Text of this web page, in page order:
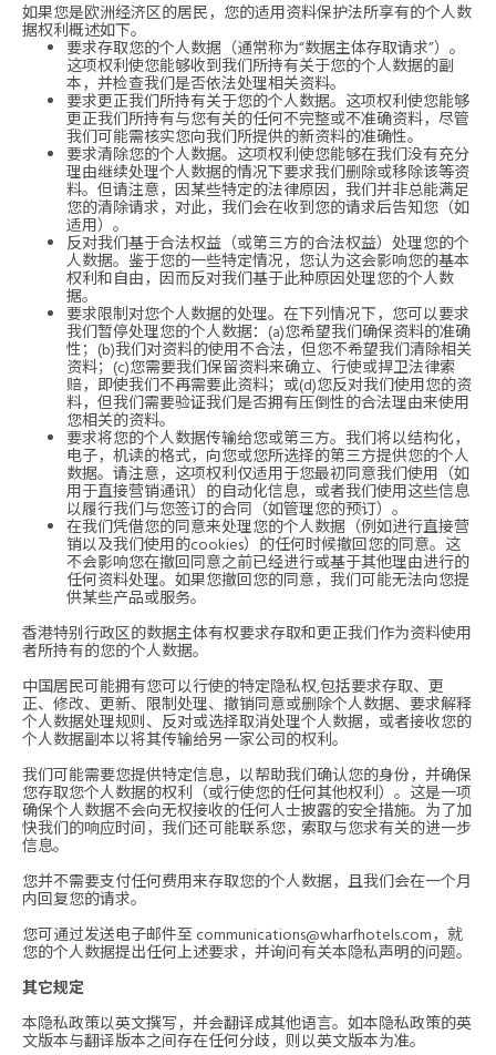
如果您是欧洲经济区的居民，您的适用资料保护法所享有的个人数
据权利概述如下。
要求存取您的个人数据（通常称为“数据主体存取请求”）。
这项权利使您能够收到我们所持有关于您的个人数据的副
本，并检查我们是否依法处理相关资料。
要求更正我们所持有关于您的个人数据。这项权利使您能够
更正我们所持有与您有关的任何不完整或不准确资料，尽管
我们可能需核实您向我们所提供的新资料的准确性。
要求清除您的个人数据。这项权利使您能够在我们没有充分
理由继续处理个人数据的情况下要求我们删除或移除该等资
料。但请注意，因某些特定的法律原因，我们并非总能满足
您的清除请求，对此，我们会在收到您的请求后告知您（如
适用）。
反对我们基于合法权益（或第三方的合法权益）处理您的个
人数据。鉴于您的一些特定情况，您认为这会影响您的基本
权利和自由，因而反对我们基于此种原因处理您的个人数
据。
要求限制对您个人数据的处理。在下列情况下，您可以要求
我们暂停处理您的个人数据：(a)您希望我们确保资料的准确
性；(b)我们对资料的使用不合法，但您不希望我们清除相关
资料；(c)您需要我们保留资料来确立、行使或捍卫法律索
赔，即使我们不再需要此资料；或(d)您反对我们使用您的资
料，但我们需要验证我们是否拥有压倒性的合法理由来使用
您相关的资料。
要求将您的个人数据传输给您或第三方。我们将以结构化，
电子，机读的格式，向您或您所选择的第三方提供您的个人
数据。请注意，这项权利仅适用于您最初同意我们使用（如
用于直接营销通讯）的自动化信息，或者我们使用这些信息
以履行我们与您签订的合同（如管理您的预订）。
在我们凭借您的同意来处理您的个人数据（例如进行直接营
销以及我们使用的cookies）的任何时候撤回您的同意。这
不会影响您在撤回同意之前已经进行或基于其他理由进行的
任何资料处理。如果您撤回您的同意，我们可能无法向您提
供某些产品或服务。
香港特别行政区的数据主体有权要求存取和更正我们作为资料使用
者所持有的您的个人数据。
中国居民可能拥有您可以行使的特定隐私权,包括要求存取、更
正、修改、更新、限制处理、撤销同意或删除个人数据、要求解释
个人数据处理规则、反对或选择取消处理个人数据，或者接收您的
个人数据副本以将其传输给另一家公司的权利。
我们可能需要您提供特定信息，以帮助我们确认您的身份，并确保
您存取您个人数据的权利（或行使您的任何其他权利）。这是一项
确保个人数据不会向无权接收的任何人士披露的安全措施。为了加
快我们的响应时间，我们还可能联系您，索取与您求有关的进一步
信息。
您并不需要支付任何费用来存取您的个人数据，且我们会在一个月
内回复您的请求。
您可通过发送电子邮件至communications@wharfhotels.com，就
您的个人数据提出任何上述要求，并询问有关本隐私声明的问题。
其它规定
本隐私政策以英文撰写，并会翻译成其他语言。如本隐私政策的英
文版本与翻译版本之间存在任何分歧，则以英文版本为准。